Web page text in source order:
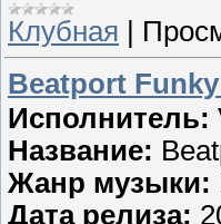
Клубная |
Beatport
Исполнитель:
Название:
Жанр музыки:
Дата релиза: